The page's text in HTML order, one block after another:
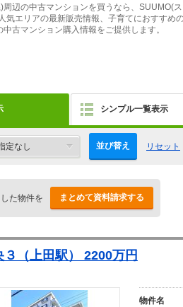
周辺の中古マンションを買うなら、SUUMO(
気エリアの最新販売情報、子育てにおすすめ
古マンション購入情報をご提供します。
シンプル一覧表示
並び替え リセット
た物件を まとめて資料請求する
３（上田駅） 2200万円
物件名